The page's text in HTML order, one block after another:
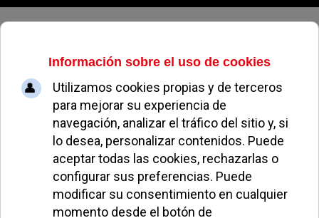
Jueves, 06 de agosto de 2026
Medios
Promocionales Y
Publicitarias, S.L.